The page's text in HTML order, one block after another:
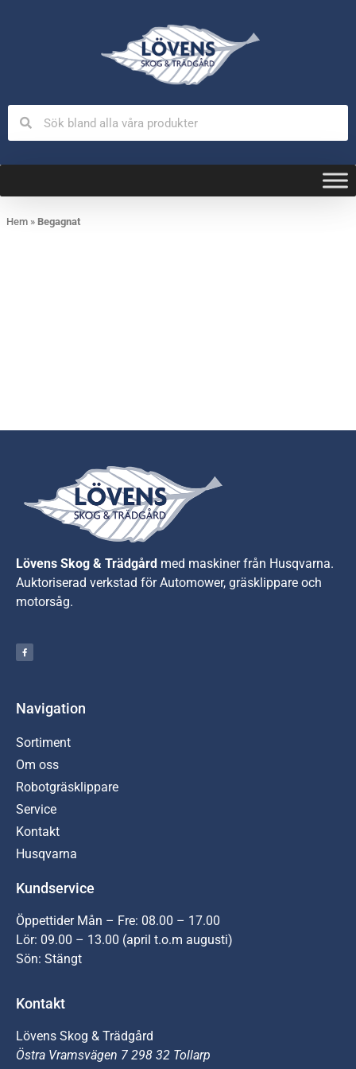
Hem » Begagnat
Lövens Skog & Trädgård med maskiner från Husqvarna.
Auktoriserad verkstad för Automower, gräsklippare och
motorsåg.
Navigation
Sortiment
Om oss
Robotgräsklippare
Service
Kontakt
Husqvarna
Kundservice
Öppettider Mån – Fre: 08.00 – 17.00
Lör: 09.00 – 13.00 (april t.o.m augusti)
Sön: Stängt
Kontakt
Lövens Skog & Trädgård
Östra Vramsvägen 7 298 32 Tollarp